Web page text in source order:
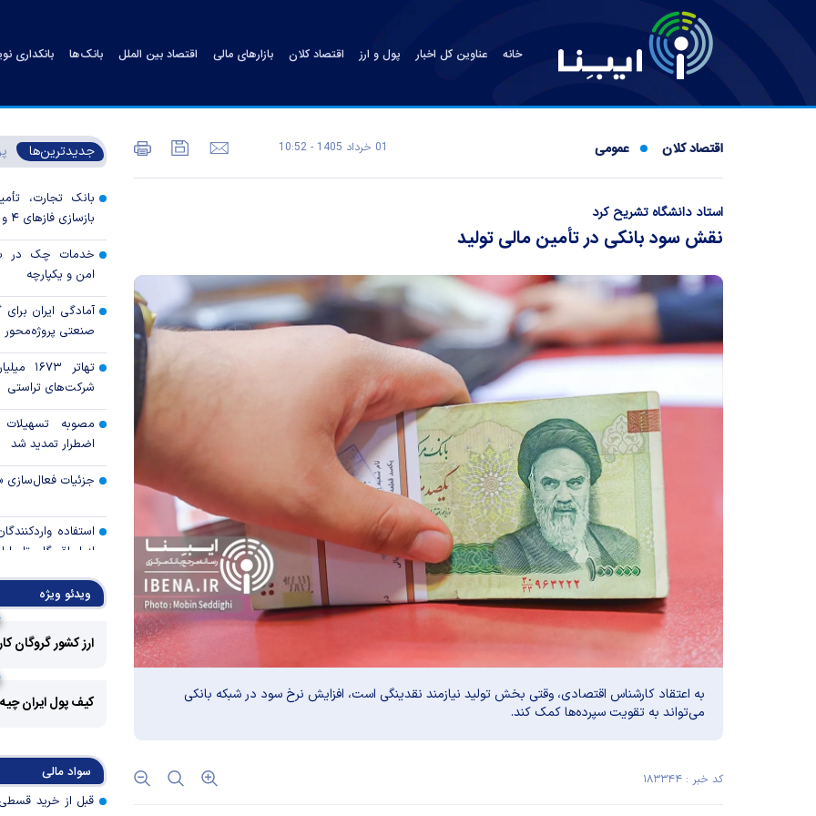
خانه عناوین کل اخبار پول و ارز اقتصاد کلان بازارهای مالی اقتصاد بین الملل بانک‌ها بانکداری
اقتصاد کلان عمومی 01 خرداد 1405 - 10:52
استاد دانشگاه تشریح کرد
نقش سود بانکی در تأمین مالی تولید
به اعتقاد کارشناس اقتصادی، وقتی بخش تولید نیازمند نقدینگی است، افزایش نرخ سود در شبکه بانکی
می‌تواند به تقویت سپرده‌ها کمک کند.
کد خبر : ۱۸۳۳۴۴
جدیدترین‌ها
بانک تجارت،
بازسازی فاز‌های ۴ و ۵ پارس جنوبی
خدمات چک در
امن و یکپارچه
آمادگی ایران
صنعتی
تهاتر
شرکت‌های تراستی
مصوبه
اضطرار تمدید شد
جزئیات فعال‌سازی
استفاده
رالی وال‌استریت،
جهان با
پروژه‌ها در اولویت
اولویت‌های
اقتصاد جنگی
ویدئو ویژه
ارز کشور گروگان
کیف پول ایران
سواد مالی